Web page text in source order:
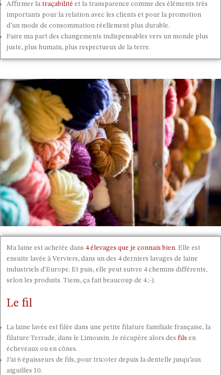
Affirmer la traçabilité et la transparence comme des éléments très
importants pour la relation avec les clients et pour la promotion
d’un mode de consommation réellement plus durable.
Faire ma part des changements indispensables vers un monde plus
juste, plus humain, plus respectueux de la terre.
Ma laine est achetée dans 4 élevages que je connais bien. Elle est
ensuite lavée à Verviers, dans un des 4 derniers lavages de laine
industriels d'Europe. Et puis, elle peut suivre 4 chemins différents,
selon les produits. Tiens, ça fait beaucoup de 4 ;-).
Le fil
La laine lavée est filée dans une petite filature familiale française, la
filature Terrade, dans le Limousin. Je récupère alors des fils en
écheveaux ou en cônes.
J’ai 6 épaisseurs de fils, pour tricoter depuis la dentelle jusqu’aux
aiguilles 10.